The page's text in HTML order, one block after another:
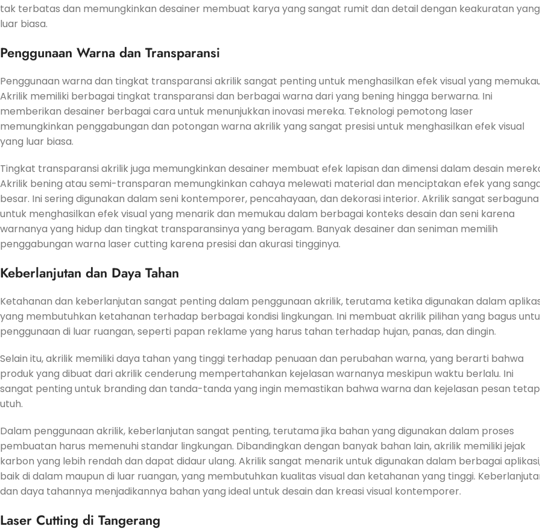
tak terbatas dan memungkinkan desainer membuat karya yang sangat rumit dan detail dengan keakuratan yang
luar biasa.
Penggunaan Warna dan Transparansi
Penggunaan warna dan tingkat transparansi akrilik sangat penting untuk menghasilkan efek visual yang
Akrilik memiliki berbagai tingkat transparansi dan berbagai warna dari yang bening hingga berwarna. Ini
memberikan desainer berbagai cara untuk menunjukkan inovasi mereka. Teknologi pemotong laser
memungkinkan penggabungan dan potongan warna akrilik yang sangat presisi untuk menghasilkan efek visual
yang luar biasa.
Tingkat transparansi akrilik juga memungkinkan desainer membuat efek lapisan dan dimensi dalam desain
Akrilik bening atau semi-transparan memungkinkan cahaya melewati material dan menciptakan efek yang
besar. Ini sering digunakan dalam seni kontemporer, pencahayaan, dan dekorasi interior. Akrilik sangat serbaguna
untuk menghasilkan efek visual yang menarik dan memukau dalam berbagai konteks desain dan seni karena
warnanya yang hidup dan tingkat transparansinya yang beragam. Banyak desainer dan seniman memilih
penggabungan warna laser cutting karena presisi dan akurasi tingginya.
Keberlanjutan dan Daya Tahan
Ketahanan dan keberlanjutan sangat penting dalam penggunaan akrilik, terutama ketika digunakan dalam
yang membutuhkan ketahanan terhadap berbagai kondisi lingkungan. Ini membuat akrilik pilihan yang bagus
penggunaan di luar ruangan, seperti papan reklame yang harus tahan terhadap hujan, panas, dan dingin.
Selain itu, akrilik memiliki daya tahan yang tinggi terhadap penuaan dan perubahan warna, yang berarti bahwa
produk yang dibuat dari akrilik cenderung mempertahankan kejelasan warnanya meskipun waktu berlalu. Ini
sangat penting untuk branding dan tanda-tanda yang ingin memastikan bahwa warna dan kejelasan pesan tetap
utuh.
Dalam penggunaan akrilik, keberlanjutan sangat penting, terutama jika bahan yang digunakan dalam proses
pembuatan harus memenuhi standar lingkungan. Dibandingkan dengan banyak bahan lain, akrilik memiliki jejak
karbon yang lebih rendah dan dapat didaur ulang. Akrilik sangat menarik untuk digunakan dalam berbagai
baik di dalam maupun di luar ruangan, yang membutuhkan kualitas visual dan ketahanan yang tinggi.
dan daya tahannya menjadikannya bahan yang ideal untuk desain dan kreasi visual kontemporer.
Laser Cutting di Tangerang